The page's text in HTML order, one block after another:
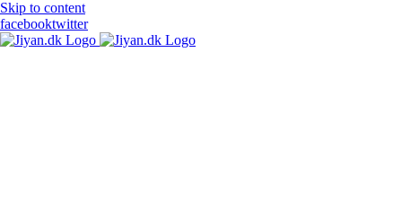
Skip to content
facebooktwitter